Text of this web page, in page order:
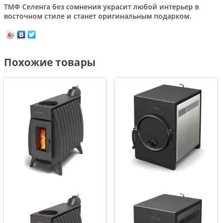
ТМФ Селенга без сомнения украсит любой интерьер в
восточном стиле и станет оригинальным подарком.
Похожие товары